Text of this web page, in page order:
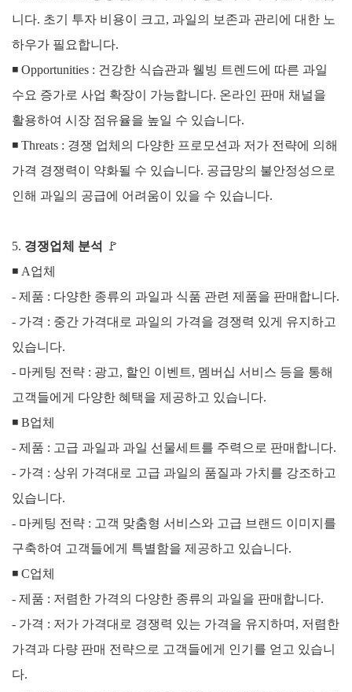
니다. 초기 투자 비용이 크고, 과일의 보존과 관리에 대한 노
하우가 필요합니다.
◾ Opportunities : 건강한 식습관과 웰빙 트렌드에 따른 과일
수요 증가로 사업 확장이 가능합니다. 온라인 판매 채널을
활용하여 시장 점유율을 높일 수 있습니다.
◾ Threats : 경쟁 업체의 다양한 프로모션과 저가 전략에 의해
가격 경쟁력이 약화될 수 있습니다. 공급망의 불안정성으로
인해 과일의 공급에 어려움이 있을 수 있습니다.
5. 경쟁업체 분석
🚩
◾ A업체
- 제품 : 다양한 종류의 과일과 식품 관련 제품을 판매합니다.
- 가격 : 중간 가격대로 과일의 가격을 경쟁력 있게 유지하고
있습니다.
- 마케팅 전략 : 광고, 할인 이벤트, 멤버십 서비스 등을 통해
고객들에게 다양한 혜택을 제공하고 있습니다.
◾ B업체
- 제품 : 고급 과일과 과일 선물세트를 주력으로 판매합니다.
- 가격 : 상위 가격대로 고급 과일의 품질과 가치를 강조하고
있습니다.
- 마케팅 전략 : 고객 맞춤형 서비스와 고급 브랜드 이미지를
구축하여 고객들에게 특별함을 제공하고 있습니다.
◾ C업체
- 제품 : 저렴한 가격의 다양한 종류의 과일을 판매합니다.
- 가격 : 저가 가격대로 경쟁력 있는 가격을 유지하며, 저렴한
가격과 다량 판매 전략으로 고객들에게 인기를 얻고 있습니
다.